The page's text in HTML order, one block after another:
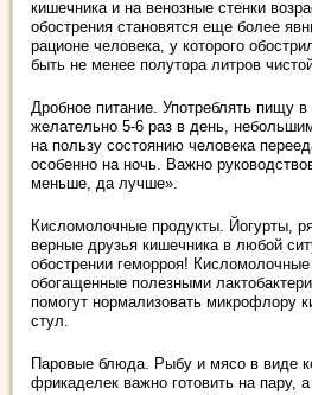
кишечника и на венозные стенки
обострения становятся еще более
рационе человека, у которого
быть не менее полутора литров
Дробное питание. Употреблять пищу
желательно 5-6 раз в день,
на пользу состоянию человека
особенно на ночь. Важно
меньше, да лучше».
Кисломолочные продукты. Йогурты,
верные друзья кишечника в любой
обострении геморроя!
обогащенные полезными
помогут нормализовать микрофлору
стул.
Паровые блюда. Рыбу и мясо в виде
фрикаделек важно готовить на пару,